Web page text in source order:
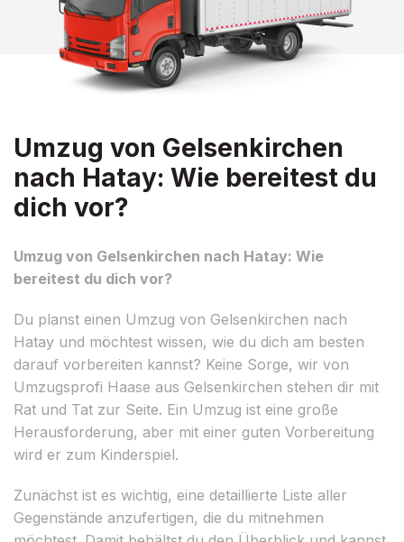
Umzug von Gelsenkirchen
nach Hatay: Wie bereitest du
dich vor?
Umzug von Gelsenkirchen nach Hatay: Wie
bereitest du dich vor?
Du planst einen Umzug von Gelsenkirchen nach
Hatay und möchtest wissen, wie du dich am besten
darauf vorbereiten kannst? Keine Sorge, wir von
Umzugsprofi Haase aus Gelsenkirchen stehen dir mit
Rat und Tat zur Seite. Ein Umzug ist eine große
Herausforderung, aber mit einer guten Vorbereitung
wird er zum Kinderspiel.
Zunächst ist es wichtig, eine detaillierte Liste aller
Gegenstände anzufertigen, die du mitnehmen